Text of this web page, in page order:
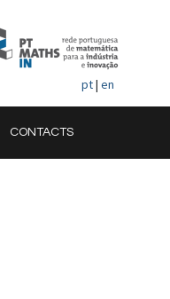
pt| en
CONTACTS